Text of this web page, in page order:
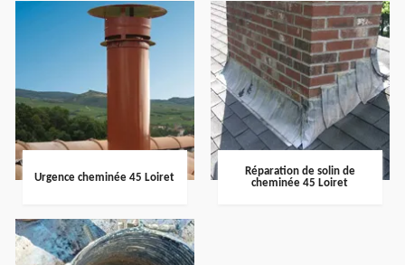
Urgence cheminée 45 Loiret
Réparation de solin de
cheminée 45 Loiret